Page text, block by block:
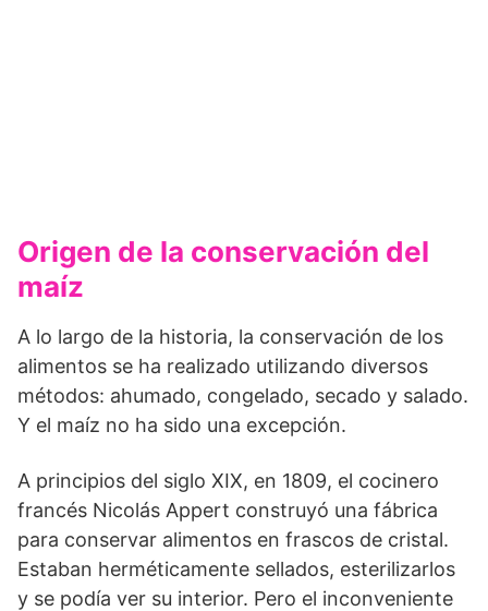
Origen de la conservación del
maíz
A lo largo de la historia, la conservación de los
alimentos se ha realizado utilizando diversos
métodos: ahumado, congelado, secado y salado.
Y el maíz no ha sido una excepción.
A principios del siglo XIX, en 1809, el cocinero
francés Nicolás Appert construyó una fábrica
para conservar alimentos en frascos de cristal.
Estaban herméticamente sellados, esterilizarlos
y se podía ver su interior. Pero el inconveniente